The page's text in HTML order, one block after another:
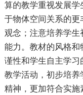
算的教学重视发展
于物体空间关系的更
观念；注意培养学
能力。教材的风格
谨性和学生自主学习
教学活动，初步培
精神，更加符合实施